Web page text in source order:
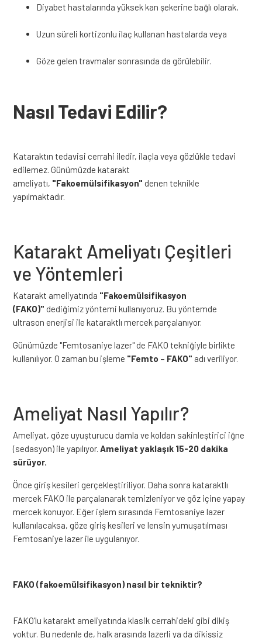
Diyabet hastalarında yüksek kan şekerine bağlı olarak,
Uzun süreli kortizonlu ilaç kullanan hastalarda veya
Göze gelen travmalar sonrasında da görülebilir.
Nasıl Tedavi Edilir?
Kataraktın tedavisi cerrahi iledir, ilaçla veya gözlükle tedavi
edilemez. Günümüzde katarakt
ameliyatı, "Fakoemülsifikasyon" denen teknikle
yapılmaktadır.
Katarakt Ameliyatı Çeşitleri
ve Yöntemleri
Katarakt ameliyatında "Fakoemülsifikasyon
(FAKO)" dediğimiz yöntemi kullanıyoruz. Bu yöntemde
ultrason enerjisi ile kataraktlı mercek parçalanıyor.
Günümüzde "Femtosaniye lazer" de FAKO tekniğiyle birlikte
kullanılıyor. O zaman bu işleme "Femto – FAKO" adı veriliyor.
Ameliyat Nasıl Yapılır?
Ameliyat, göze uyuşturucu damla ve koldan sakinleştirici iğne
(sedasyon) ile yapılıyor.Ameliyat yaklaşık 15-20 dakika
sürüyor.
Önce giriş kesileri gerçekleştiriliyor. Daha sonra kataraktlı
mercek FAKO ile parçalanarak temizleniyor ve göz içine yapay
mercek konuyor. Eğer işlem sırasında Femtosaniye lazer
kullanılacaksa, göze giriş kesileri ve lensin yumuşatılması
Femtosaniye lazer ile uygulanıyor.
FAKO (fakoemülsifikasyon) nasıl bir tekniktir?
FAKO'lu katarakt ameliyatında klasik cerrahideki gibi dikiş
yoktur. Bu nedenle de, halk arasında lazerli ya da dikişsiz